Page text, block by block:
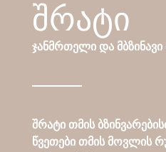
შრატი
ჯანმრთელი და მბზინავი
შრატი თმის
წვეთები თმის მოვლის